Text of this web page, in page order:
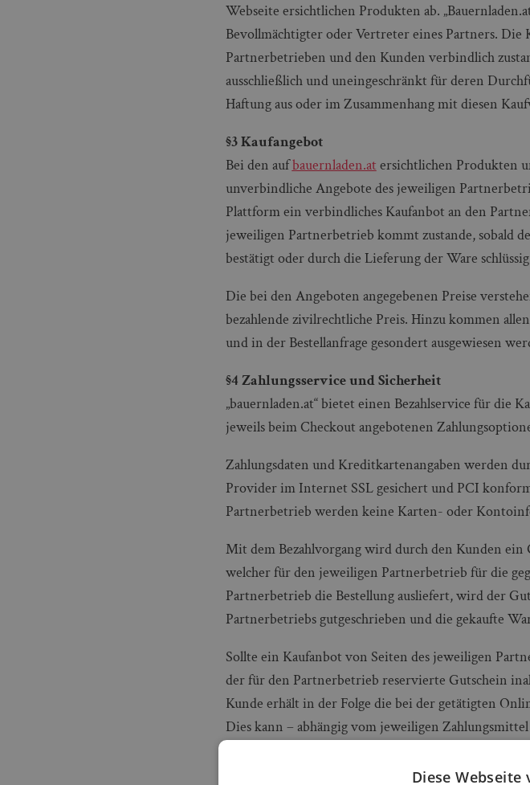
Webseite ersichtlichen Produkten ab.
Bevollmächtigter oder Vertreter eines Partners.
Partnerbetrieben und den Kunden verbindlich
ausschließlich und uneingeschränkt für deren
Haftung aus oder im Zusammenhang mit diesen
§3 Kaufangebot
Bei den aufbauernladen.at ersichtlichen Produkten
unverbindliche Angebote des jeweiligen
Plattform ein verbindliches Kaufanbot an den
jeweiligen Partnerbetrieb kommt zustande, sobald
bestätigt oder durch die Lieferung der Ware
Die bei den Angeboten angegebenen Preise
bezahlende zivilrechtliche Preis. Hinzu kommen
und in der Bestellanfrage gesondert ausgewiesen
§4 Zahlungsservice und Sicherheit
„bauernladen.at“ bietet einen Bezahlservice für die
jeweils beim Checkout angebotenen
Zahlungsdaten und Kreditkartenangaben werden
Provider im Internet SSL gesichert und PCI
Partnerbetrieb werden keine Karten- oder
Mit dem Bezahlvorgang wird durch den Kunden
welcher für den jeweiligen Partnerbetrieb für die
Partnerbetrieb die Bestellung ausliefert, wird der
Partnerbetriebs gutgeschrieben und die gekaufte
Sollte ein Kaufanbot von Seiten des jeweiligen
der für den Partnerbetrieb reservierte Gutschein
Kunde erhält in der Folge die bei der getätigten
Dies kann – abhängig vom jeweiligen
Diese Webseite